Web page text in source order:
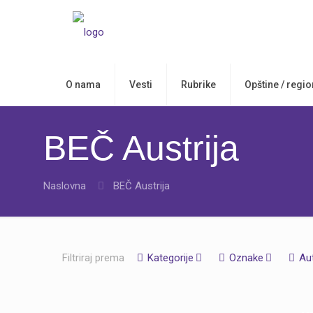
O nama Vesti Rubrike Opštine /
BEČ Austrija
Naslovna BEČ Austrija
Filtriraj prema Kategorije Oznake